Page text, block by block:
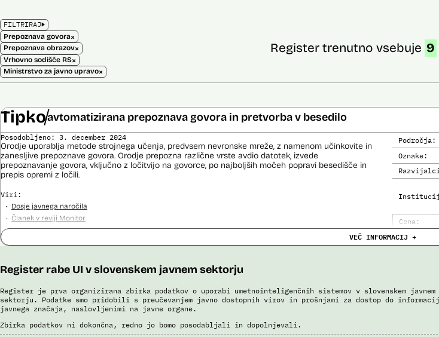
FILTRIRAJ
Prepoznava govora×
Prepoznava obrazov×
Vrhovno sodišče RS×
Ministrstvo za javno upravo×
Register trenutno vsebuje 9
Tipkoavtomatizirana prepoznava govora in pretvorba v besedilo
Področja:
Oznake:
Cena:
Trajanje
Analiza
Posodobljeno: 3. december 2024
Orodje uporablja metode strojnega učenja, predvsem nevronske mreže, z namenom učinkovite in
zanesljive prepoznave govora. Orodje prepozna različne vrste avdio datotek, izvede
prepoznavanje govora, vključno z ločitvijo na govorce, po najboljših močeh popravi besedišče in
prepis opremi z ločili.
Viri:
Dosje javnega naročila
Članek v reviji Monitor
Odgovor na zahtevo za dostop do informacij javnega značaja
VEČ INFORMACIJ +
Register rabe UI v slovenskem javnem sektorju
Register je prva organizirana zbirka podatkov o uporabi umetnointeligenčnih sistemov v slovenskem javnem
sektorju. Podatke smo pridobili s preučevanjem javno dostopnih virov in prošnjami za dostop do informacij
javnega značaja, naslovljenimi na javne organe.
Zbirka podatkov ni dokončna, redno jo bomo posodabljali in dopolnjevali.